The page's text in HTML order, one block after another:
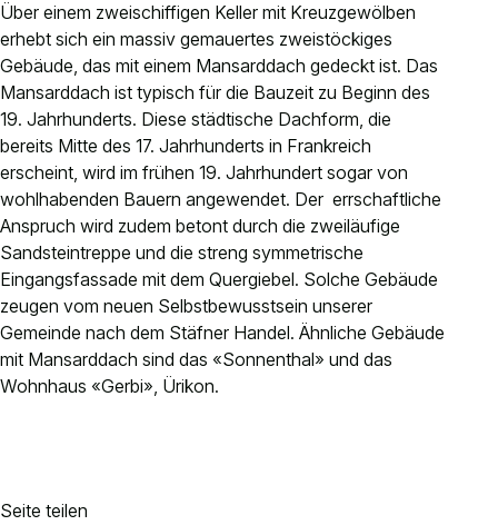
Über einem zweischiffigen Keller mit Kreuzgewölben
erhebt sich ein massiv gemauertes zweistöckiges
Gebäude, das mit einem Mansarddach gedeckt ist. Das
Mansarddach ist typisch für die Bauzeit zu Beginn des
19. Jahrhunderts. Diese städtische Dachform, die
bereits Mitte des 17. Jahrhunderts in Frankreich
erscheint, wird im frühen 19. Jahrhundert sogar von
wohlhabenden Bauern angewendet. Der errschaftliche
Anspruch wird zudem betont durch die zweiläufige
Sandsteintreppe und die streng symmetrische
Eingangsfassade mit dem Quergiebel. Solche Gebäude
zeugen vom neuen Selbstbewusstsein unserer
Gemeinde nach dem Stäfner Handel. Ähnliche Gebäude
mit Mansarddach sind das «Sonnenthal» und das
Wohnhaus «Gerbi», Ürikon.
Seite teilen